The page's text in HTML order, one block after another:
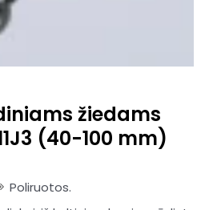
žiedams
(40-100 mm)
Poliruotos.